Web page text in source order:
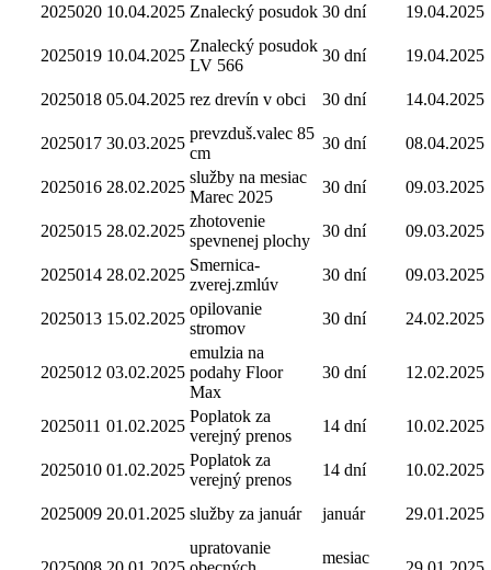
2025020 10.04.2025 Znalecký posudok 30 dní 19.04.2025
2025019 10.04.2025
Znalecký posudok
LV 566
30 dní 19.04.2025
2025018 05.04.2025 rez drevín v obci 30 dní 14.04.2025
2025017 30.03.2025
prevzduš.valec 85
cm
30 dní 08.04.2025
2025016 28.02.2025
služby na mesiac
Marec 2025
30 dní 09.03.2025
2025015 28.02.2025
zhotovenie
spevnenej plochy
30 dní 09.03.2025
2025014 28.02.2025
Smernica-
zverej.zmlúv
30 dní 09.03.2025
2025013 15.02.2025
opilovanie
stromov
30 dní 24.02.2025
2025012 03.02.2025
emulzia na
podahy Floor
Max
30 dní 12.02.2025
2025011 01.02.2025
Poplatok za
verejný prenos
14 dní 10.02.2025
2025010 01.02.2025
Poplatok za
verejný prenos
14 dní 10.02.2025
2025009 20.01.2025 služby za január január 29.01.2025
upratovanie
mesiac